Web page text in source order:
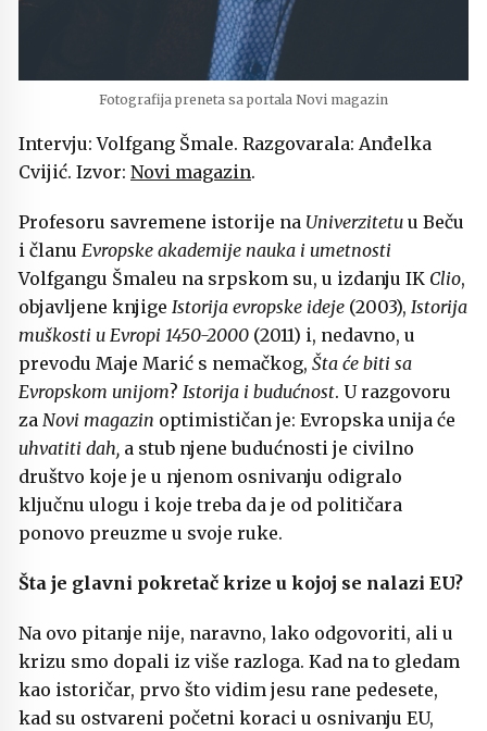
Fotografija preneta sa portala Novi magazin
Intervju: Volfgang Šmale. Razgovarala: Anđelka
Cvijić. Izvor: Novi magazin.
Profesoru savremene istorije na Univerzitetu u Beču
i članu Evropske akademije nauka i umetnosti
Volfgangu Šmaleu na srpskom su, u izdanju IK Clio,
objavljene knjige Istorija evropske ideje (2003), Istorija
muškosti u Evropi 1450-2000 (2011) i, nedavno, u
prevodu Maje Marić s nemačkog, Šta će biti sa
Evropskom unijom? Istorija i budućnost. U razgovoru
za Novi magazin optimističan je: Evropska unija će
uhvatiti dah, a stub njene budućnosti je civilno
društvo koje je u njenom osnivanju odigralo
ključnu ulogu i koje treba da je od političara
ponovo preuzme u svoje ruke.
Šta je glavni pokretač krize u kojoj se nalazi EU?
Na ovo pitanje nije, naravno, lako odgovoriti, ali u
krizu smo dopali iz više razloga. Kad na to gledam
kao istoričar, prvo što vidim jesu rane pedesete,
kad su ostvareni početni koraci u osnivanju EU,